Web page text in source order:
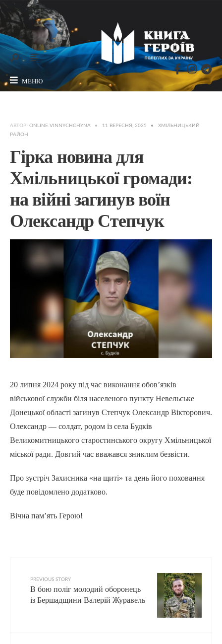
МЕНЮ
АВТОР: ONLINE VINNYCHCHYNA • 11 ВЕРЕСНЯ, 2025 •
ХМІЛЬНИЦЬКИЙ
РАЙОН
Гірка новина для
Хмільницької громади:
на війні загинув воїн
Олександр Степчук
20 липня 2024 року під час виконання обов’язків
військової служби біля населеного пункту Невельське
Донецької області загинув Степчук Олександр Вікторович.
Олександр — солдат, родом із села Будків
Великомитницького старостинського округу Хмільницької
міської ради. Довгий час вважався зниклим безвісти.
Про зустріч Захисника «на щиті» та день його поховання
буде повідомлено додатково.
Вічна пам’ять Герою!
PREVIOUS STORY
В бою поліг молодий оборонець
із Бершадщини Валерій Журавель